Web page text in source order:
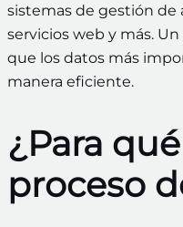
sistemas de gestión de
servicios web y más.
que los datos más
manera eficiente.
¿Para
proceso